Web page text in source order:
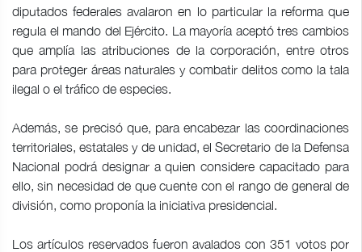
diputados federales avalaron en lo particular la reforma que
regula el mando del Ejército. La mayoría aceptó tres cambios
que amplía las atribuciones de la corporación, entre otros
para proteger áreas naturales y combatir delitos como la tala
ilegal o el tráfico de especies.
Además, se precisó que, para encabezar las coordinaciones
territoriales, estatales y de unidad, el Secretario de la Defensa
Nacional podrá designar a quien considere capacitado para
ello, sin necesidad de que cuente con el rango de general de
división, como proponía la iniciativa presidencial.
Los artículos reservados fueron avalados con 351 votos por